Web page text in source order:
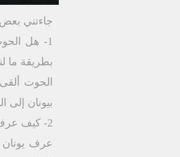
جاءتني
1- هل
بطريقة ما
الحوت
بيونان إلى
2- كيف عرف يونان أنّه بقِيَ فى الحوت ثلاثة أيام وثلاث ليالٍ؟
عرف